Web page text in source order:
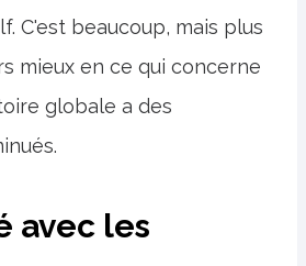
C'est beaucoup, mais plus
mieux en ce qui concerne
globale a des
avec les